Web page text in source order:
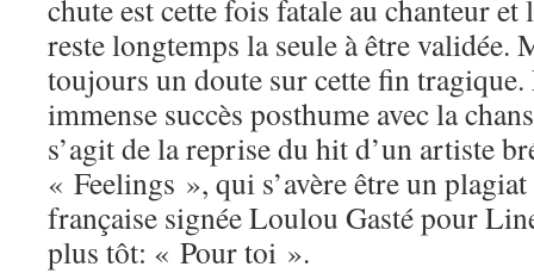
chute est cette fois fatale au chanteur
reste longtemps la seule à être validée.
toujours un doute sur cette fin
immense succès posthume avec la
s’agit de la reprise du hit d’un artiste
« Feelings », qui s’avère être un
française signée Loulou Gasté pour
plus tôt: « Pour toi ».